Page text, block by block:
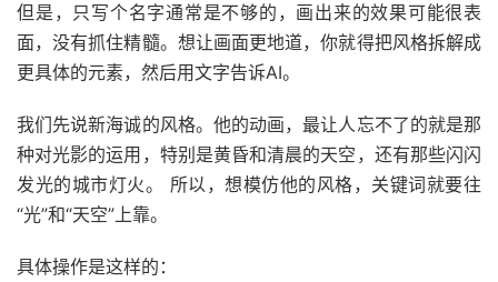
但是，只写个名字通常是不够的，画出来的效果可能很表
面，没有抓住精髓。想让画面更地道，你就得把风格拆解成
更具体的元素，然后用文字告诉AI。
我们先说新海诚的风格。他的动画，最让人忘不了的就是那
种对光影的运用，特别是黄昏和清晨的天空，还有那些闪闪
发光的城市灯火。 所以，想模仿他的风格，关键词就要往
“光”和“天空”上靠。
具体操作是这样的：